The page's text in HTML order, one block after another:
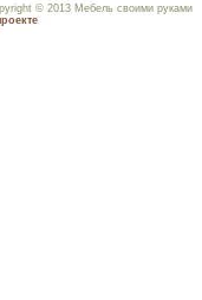
© 2013 Мебель своими руками